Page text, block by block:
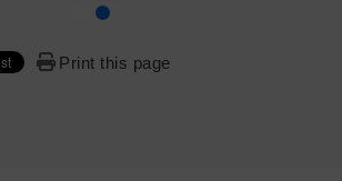
Print this page